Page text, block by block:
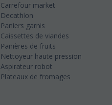
Carrefour market
Decathlon
Paniers garnis
Caissettes de viandes
Panières de fruits
Nettoyeur haute pression
Aspirateur robot
Plateaux de fromages